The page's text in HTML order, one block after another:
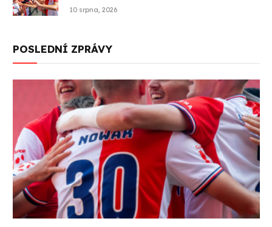
10 srpna, 2026
POSLEDNÍ ZPRÁVY